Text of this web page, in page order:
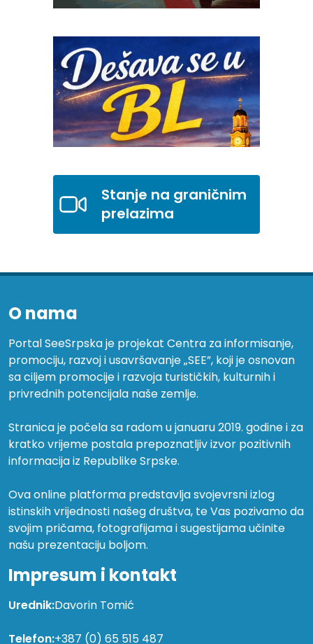
Stanje na graničnim
prelazima
O nama
Portal SeeSrpska je projekat Centra za informisanje,
promociju, razvoj i usavršavanje „SEE”, koji je osnovan
sa ciljem promocije i razvoja turističkih, kulturnih i
privrednih potencijala naše zemlje.
Stranica je počela sa radom u januaru 2019. godine i za
kratko vrijeme postala prepoznatljiv izvor pozitivnih
informacija iz Republike Srpske.
Ova online platforma predstavlja svojevrsni izlog
istinskih vrijednosti našeg društva, te Vas pozivamo da
svojim pričama, fotografijama i sugestijama učinite
našu prezentaciju boljom.
Impresum i kontakt
Urednik:Davorin Tomić
Telefon:+387 (0) 65 515 487